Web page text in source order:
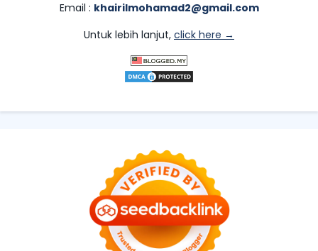
Email : khairilmohamad2@gmail.com
Untuk lebih lanjut, click here →